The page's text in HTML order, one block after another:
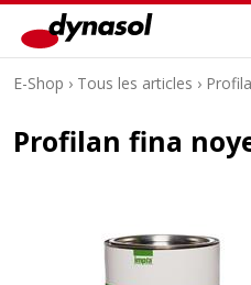
E-Shop › Tous les articles ›
Profilan fina